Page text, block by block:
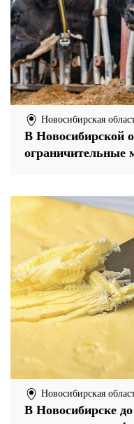
Новосибирская
В Новосибирской
ограничительные
Новосибирская
В Новосибирске